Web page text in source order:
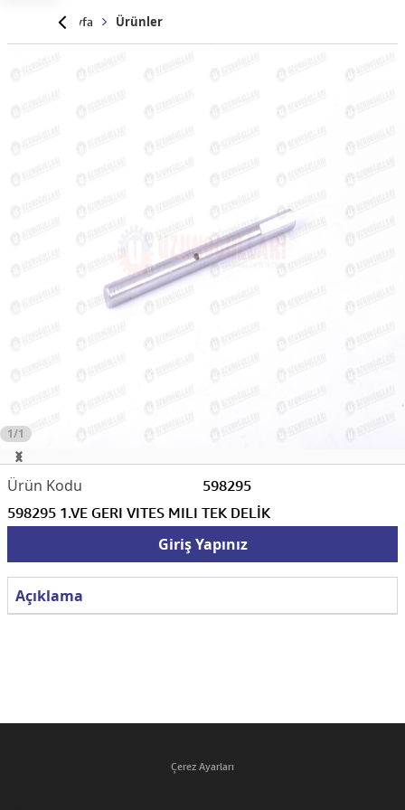
Anasayfa Ürünler
1/1
598295
598295 1.VE GERI VITES MILI TEK DELİK
Giriş Yapınız
Açıklama
Çerez Ayarları